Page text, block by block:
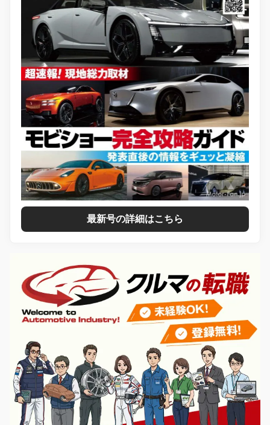
最新号の詳細はこちら